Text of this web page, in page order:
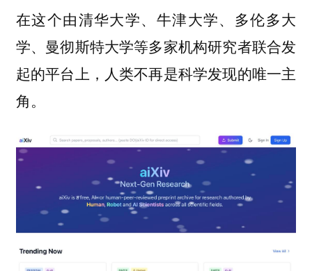
在这个由清华大学、牛津大学、多伦多大
学、曼彻斯特大学等多家机构研究者联合发
起的平台上，人类不再是科学发现的唯一主
角。